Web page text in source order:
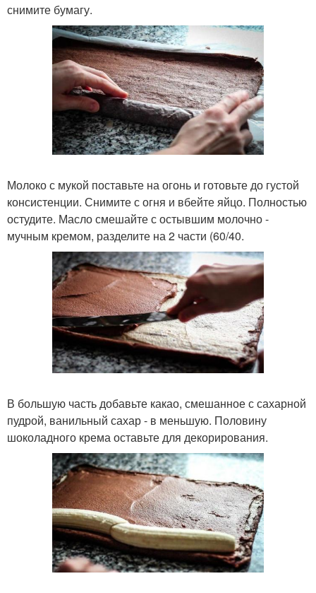
снимите бумагу.
Молоко с мукой поставьте на огонь и готовьте до густой
консистенции. Снимите с огня и вбейте яйцо. Полностью
остудите. Масло смешайте с остывшим молочно -
мучным кремом, разделите на 2 части (60/40.
В большую часть добавьте какао, смешанное с сахарной
пудрой, ванильный сахар - в меньшую. Половину
шоколадного крема оставьте для декорирования.